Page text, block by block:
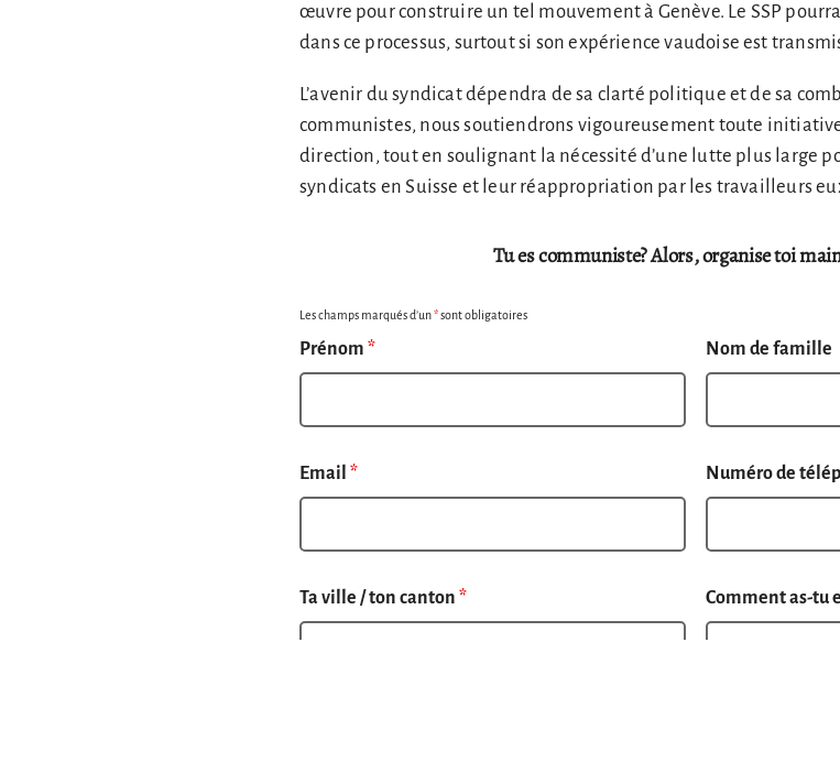
œuvre pour construire un tel mouvement à Genève. Le SSP
dans ce processus, surtout si son expérience vaudoise est
L’avenir du syndicat dépendra de sa clarté politique et de sa
communistes, nous soutiendrons vigoureusement toute
direction, tout en soulignant la nécessité d’une lutte plus large
syndicats en Suisse et leur réappropriation par les travailleurs
Tu es communiste? Alors, organise toi
Les champs marqués d’un*sont obligatoires
Prénom * Nom de famille
Email * Numéro de
Ta ville / ton canton * Comment as-tu